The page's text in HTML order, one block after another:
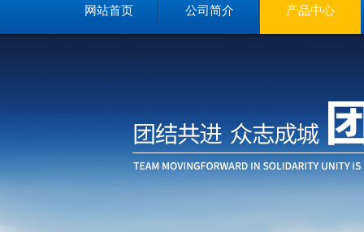
网站首页 公司简介 产品中心